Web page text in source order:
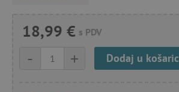
18,99 € s PDV
+
- Dodaj u